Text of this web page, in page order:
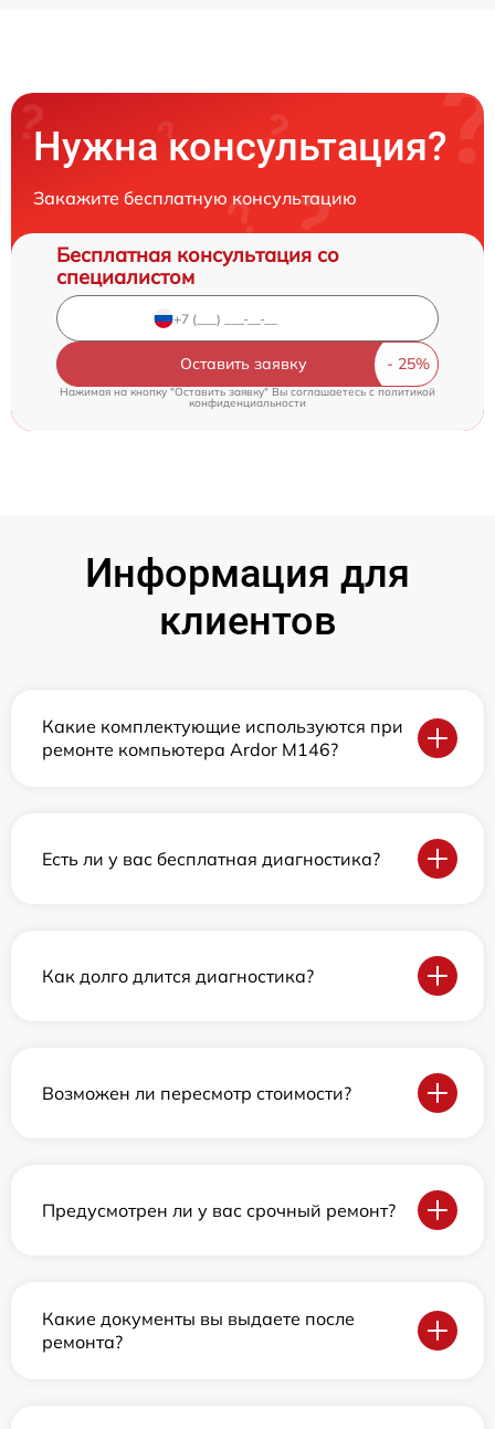
Нужна консультация?
Закажите бесплатную консультацию
Бесплатная консультация со
специалистом
Оставить заявку
Нажимая на кнопку "Оставить заявку" Вы соглашаетесь cполитикой
конфиденциальности
Информация для
клиентов
Какие комплектующие используются при
ремонте компьютера Ardor M146?
Есть ли у вас бесплатная диагностика?
Как долго длится диагностика?
Возможен ли пересмотр стоимости?
Предусмотрен ли у вас срочный ремонт?
Какие документы вы выдаете после
ремонта?